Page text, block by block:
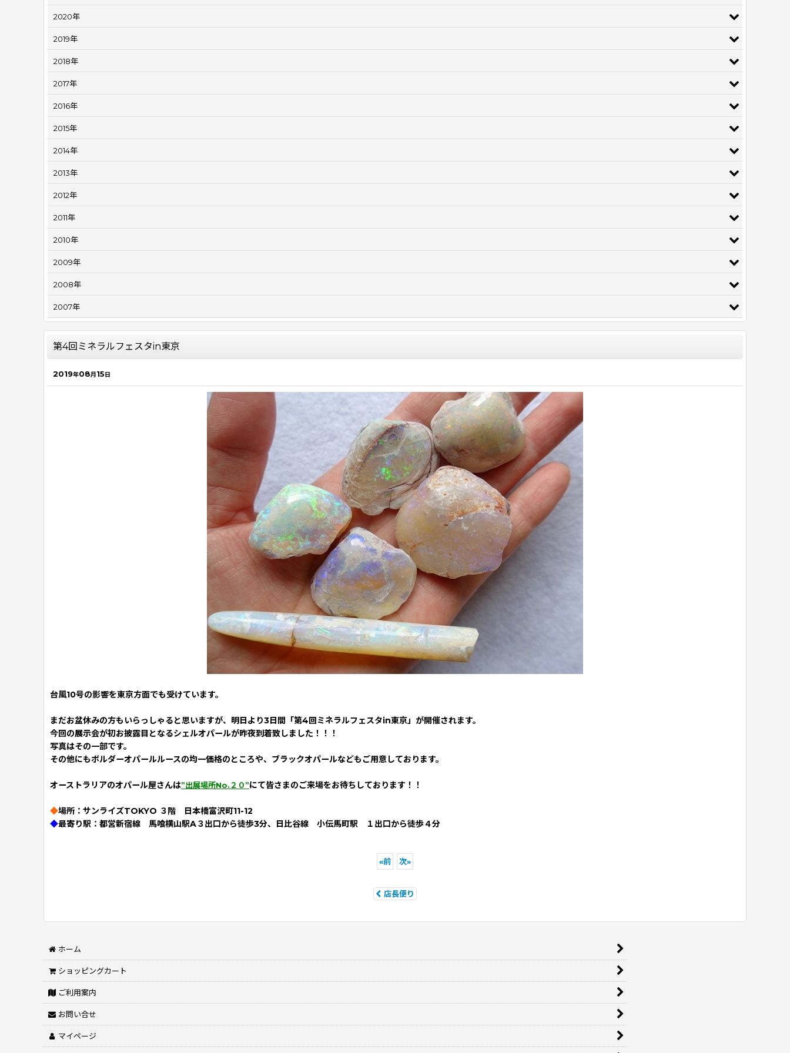
第4回ミネラルフェスタin東京
2019年08月15日
台風10号の影響を東京方面でも受けています。
まだお盆休みの方もいらっしゃると思いますが、明日より3日間「第4回ミネラルフェスタin東京」が開催されます。
今回の展示会が初お披露目となるシェルオパールが昨夜到着致しました！！！
写真はその一部です。
その他にもボルダーオパールルースの均一価格のところや、ブラックオパールなどもご用意しております。
オーストラリアのオパール屋さんは”出展場所No.２０”にて皆さまのご来場をお待ちしております！！
◆場所：サンライズTOKYO ３階 日本橋富沢町11-12
◆最寄り駅：都営新宿線 馬喰横山駅A３出口から徒歩3分、日比谷線 小伝馬町駅 １出口から徒歩４分
«前 次»
店長便り
2020年
2019年
2018年
2017年
2016年
2015年
2014年
2013年
2012年
2011年
2010年
2009年
2008年
2007年
ホーム
ショッピングカート
ご利用案内
お問い合せ
マイページ